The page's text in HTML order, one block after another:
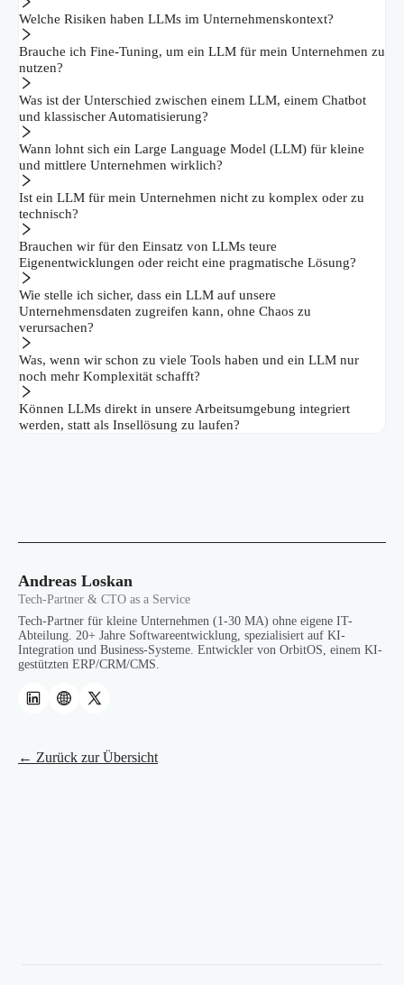
Welche Risiken haben LLMs im Unternehmenskontext?
Brauche ich Fine-Tuning, um ein LLM für mein Unternehmen zu
nutzen?
Was ist der Unterschied zwischen einem LLM, einem Chatbot
und klassischer Automatisierung?
Wann lohnt sich ein Large Language Model (LLM) für kleine
und mittlere Unternehmen wirklich?
Ist ein LLM für mein Unternehmen nicht zu komplex oder zu
technisch?
Brauchen wir für den Einsatz von LLMs teure
Eigenentwicklungen oder reicht eine pragmatische Lösung?
Wie stelle ich sicher, dass ein LLM auf unsere
Unternehmensdaten zugreifen kann, ohne Chaos zu
verursachen?
Was, wenn wir schon zu viele Tools haben und ein LLM nur
noch mehr Komplexität schafft?
Können LLMs direkt in unsere Arbeitsumgebung integriert
werden, statt als Insellösung zu laufen?
Andreas Loskan
Tech-Partner & CTO as a Service
Tech-Partner für kleine Unternehmen (1-30 MA) ohne eigene IT-
Abteilung. 20+ Jahre Softwareentwicklung, spezialisiert auf KI-
Integration und Business-Systeme. Entwickler von OrbitOS, einem KI-
gestützten ERP/CRM/CMS.
← Zurück zur Übersicht